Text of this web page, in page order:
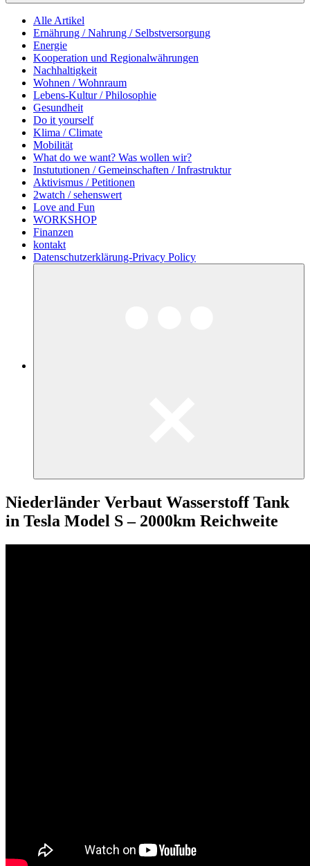
Alle Artikel
Ernährung / Nahrung / Selbstversorgung
Energie
Kooperation und Regionalwährungen
Nachhaltigkeit
Wohnen / Wohnraum
Lebens-Kultur / Philosophie
Gesundheit
Do it yourself
Klima / Climate
Mobilität
What do we want? Was wollen wir?
Instututionen / Gemeinschaften / Infrastruktur
Aktivismus / Petitionen
2watch / sehenswert
Love and Fun
WORKSHOP
Finanzen
kontakt
Datenschutzerklärung-Privacy Policy
Niederländer Verbaut Wasserstoff Tank
in Tesla Model S – 2000km Reichweite